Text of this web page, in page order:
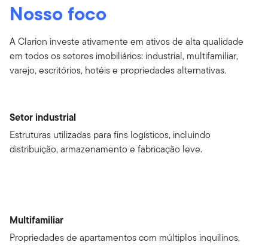
Nosso foco
A Clarion investe ativamente em ativos de alta qualidade
em todos os setores imobiliários: industrial, multifamiliar,
varejo, escritórios, hotéis e propriedades alternativas.
Setor industrial
Estruturas utilizadas para fins logísticos, incluindo
distribuição, armazenamento e fabricação leve.
Multifamiliar
Propriedades de apartamentos com múltiplos inquilinos,